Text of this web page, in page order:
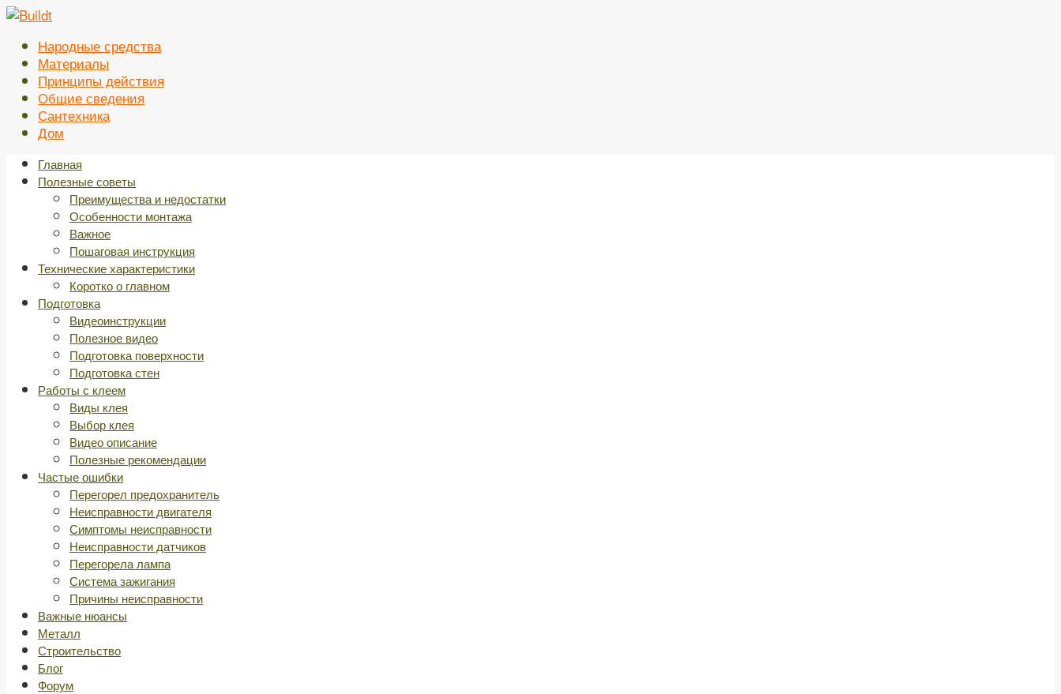
Перейти
контентуНародные средства
Материалы
Принципы действия
Общие сведения
Сантехника
Дом
Главная
Полезные советы
Преимущества и недостатки
Особенности монтажа
Важное
Пошаговая инструкция
Технические характеристики
Коротко о главном
Подготовка
Видеоинструкции
Полезное видео
Подготовка поверхности
Подготовка стен
Работы с клеем
Виды клея
Выбор клея
Видео описание
Полезные рекомендации
Частые ошибки
Перегорел предохранитель
Неисправности двигателя
Симптомы неисправности
Неисправности датчиков
Перегорела лампа
Система зажигания
Причины неисправности
Важные нюансы
Металл
Строительство
Блог
Форум